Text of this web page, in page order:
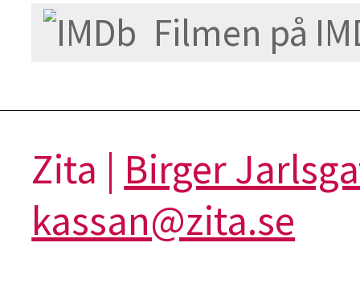
Filmen på
Zita | Birger
kassan@zita.se